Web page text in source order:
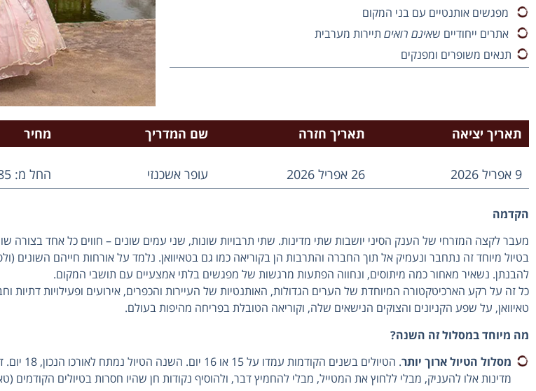
מפגשים אותנטיים עם בני המקום
אתרים ייחודיים שאינם רואים תיירות מערבית
תנאים משופרים ומפנקים
תאריך יציאה תאריך חזרה שם המדריך מחיר
9 אפריל 2026 26 אפריל 2026 עופר אשכנזי החל מ: 7,385 דולר
הקדמה
מעבר לקצה המזרחי של הענק הסיני יושבות שתי מדינות. שתי תרבויות שונות, שני עמים שונים – חווים כל אחד
בטיול מיוחד זה נתחבר ונעמיק אל תוך החברה והתרבות הן בקוריאה כמו גם בטאיוואן. נלמד על אורחות חייהם השונים
להבנתן. נשאיר מאחור כמה מיתוסים, ונחווה הפתעות מרגשות של מפגשים בלתי אמצעיים עם תושבי המקום.
כל זה על רקע הארכיטקטורה המיוחדת של הערים הגדולות, האותנטיות של העיירות והכפרים, אירועים ופעילויות דתיות
טאיוואן, על שפע הקניונים והצוקים הנישאים שלה, וקוריאה הטובלת בפריחה מהיפות בעולם.
מה מיוחד במסלול זה השנה?
מסלול הטיול ארוך יותר
. הטיולים
מדינות אלו להעניק, מבלי ללחוץ את המטייל, מבלי להחמיץ דבר, ולהוסיף נקודות חן שהיו חסרות בטיולים הקודמים